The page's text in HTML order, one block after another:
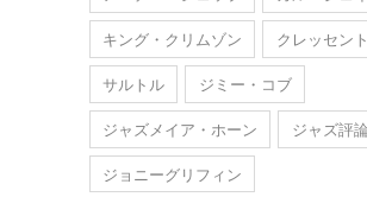
キング・クリムゾン
クレッセント
サルトル
ジミー・コブ
ジャズメイア・ホーン
ジャズ評
ジョニーグリフィン